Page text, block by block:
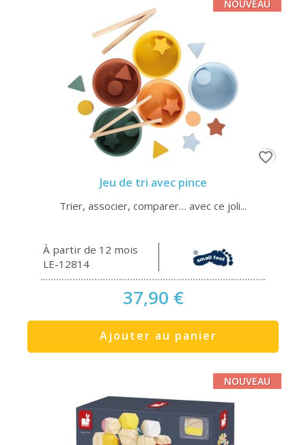
Jeu de tri avec pince
Trier, associer, comparer… avec ce joli...
À partir de 12 mois
LE-12814
37,90 €
Ajouter au panier
NOUVEAU
favorite_border
NOUVEAU